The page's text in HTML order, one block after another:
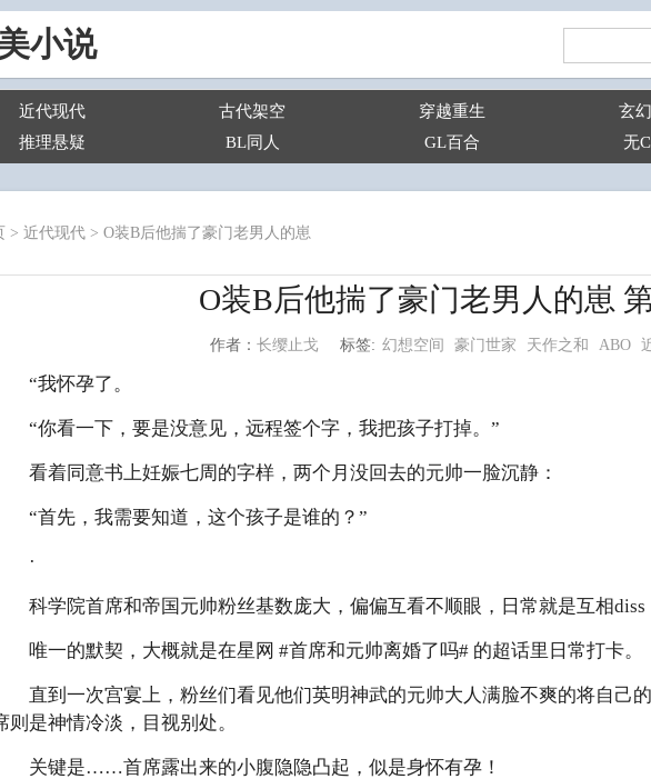
小说
近代现代 古代架空 穿越重生 玄
推理悬疑
BL同人 GL百合 无
> 近代现代 > O装B后他揣了豪门老男人的崽
O装B后他揣了豪门老男人的崽
作者： 长缨止戈 标签: 幻想空间 豪门世家 天作之和 ABO
“我怀孕了。
“你看一下，要是没意见，远程签个字，我把孩子打掉。”
看着同意书上妊娠七周的字样，两个月没回去的元帅一脸沉静：
“首先，我需要知道，这个孩子是谁的？”
·
科学院首席和帝国元帅粉丝基数庞大，偏偏互看不顺眼，日常就是互相diss
唯一的默契，大概就是在星网 #首席和元帅离婚了吗# 的超话里日常打卡。
直到一次宫宴上，粉丝们看见他们英明神武的元帅大人满脸不爽的将自己
则是神情冷淡，目视别处。
关键是……首席露出来的小腹隐隐凸起，似是身怀有孕！